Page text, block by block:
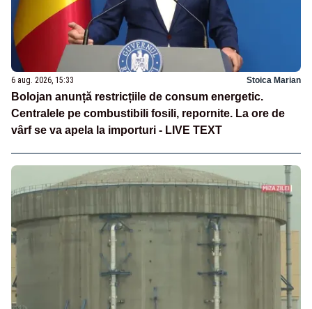
6 aug. 2026, 15:33 Stoica Marian
Bolojan anunță restricțiile de consum energetic.
Centralele pe combustibili fosili, repornite. La ore de
vârf se va apela la importuri - LIVE TEXT